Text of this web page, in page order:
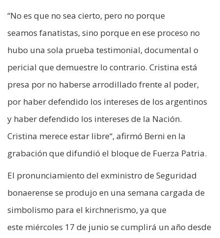
“No es que no sea cierto, pero no porque
seamos fanatistas, sino porque en ese proceso no
hubo una sola prueba testimonial, documental o
pericial que demuestre lo contrario. Cristina está
presa por no haberse arrodillado frente al poder,
por haber defendido los intereses de los argentinos
y haber defendido los intereses de la Nación.
Cristina merece estar libre“, afirmó Berni en la
grabación que difundió el bloque de Fuerza Patria.
El pronunciamiento del exministro de Seguridad
bonaerense se produjo en una semana cargada de
simbolismo para el kirchnerismo, ya que
este miércoles 17 de junio se cumplirá un año desde